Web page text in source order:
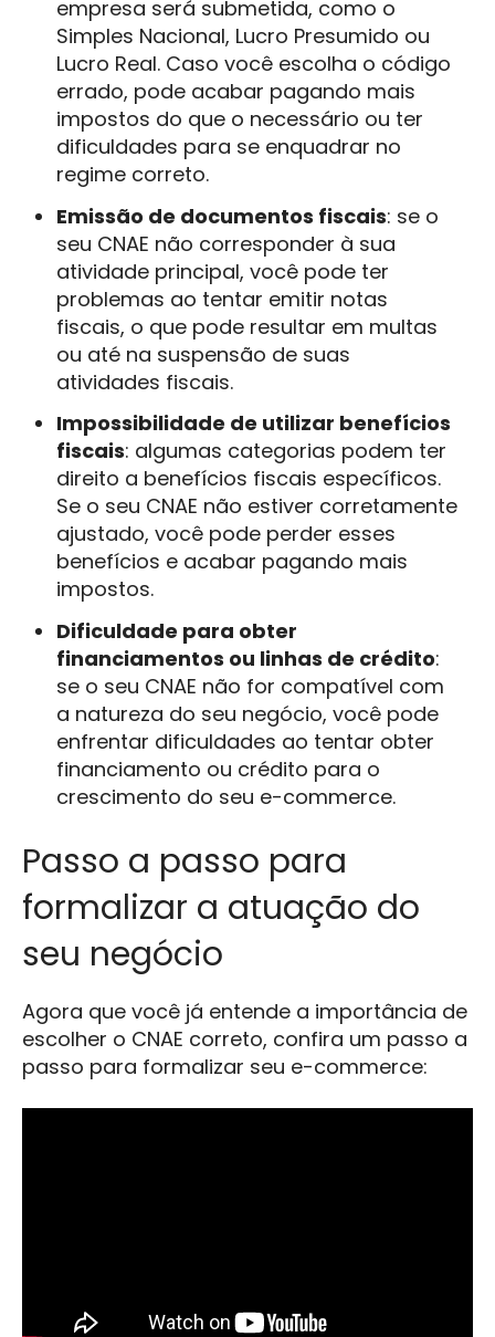
empresa será submetida, como o
Simples Nacional, Lucro Presumido ou
Lucro Real. Caso você escolha o código
errado, pode acabar pagando mais
impostos do que o necessário ou ter
dificuldades para se enquadrar no
regime correto.
Emissão de documentos fiscais: se o
seu CNAE não corresponder à sua
atividade principal, você pode ter
problemas ao tentar emitir notas
fiscais, o que pode resultar em multas
ou até na suspensão de suas
atividades fiscais.
Impossibilidade de utilizar benefícios
fiscais: algumas categorias podem ter
direito a benefícios fiscais específicos.
Se o seu CNAE não estiver corretamente
ajustado, você pode perder esses
benefícios e acabar pagando mais
impostos.
Dificuldade para obter
financiamentos ou linhas de crédito:
se o seu CNAE não for compatível com
a natureza do seu negócio, você pode
enfrentar dificuldades ao tentar obter
financiamento ou crédito para o
crescimento do seu e-commerce.
Passo a passo para
formalizar a atuação do
seu negócio
Agora que você já entende a importância de
escolher o CNAE correto, confira um passo a
passo para formalizar seu e-commerce: